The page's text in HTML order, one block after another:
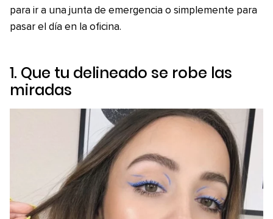
para ir a una junta de emergencia o simplemente para
pasar el día en la oficina.
1. Que tu delineado se robe las
miradas